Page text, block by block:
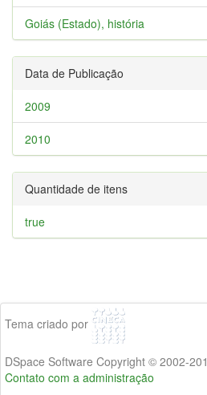
Goiás (Estado), história
Data de Publicação
2009
2010
Quantidade de itens
true
Tema criado por
DSpace Software Copyright © 2002-
Contato com a administração